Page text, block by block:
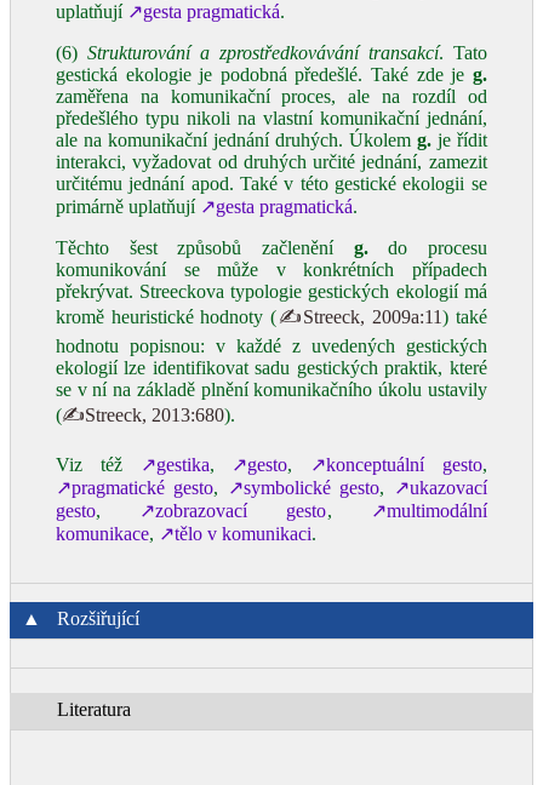
uplatňují ↗gesta pragmatická.
(6) Strukturování a zprostředkovávání transakcí. Tato
gestická ekologie je podobná předešlé. Také zde je g.
zaměřena na komunikační proces, ale na rozdíl od
předešlého typu nikoli na vlastní komunikační jednání,
ale na komunikační jednání druhých. Úkolem g.je řídit
interakci, vyžadovat od druhých určité jednání, zamezit
určitému jednání apod. Také v této gestické ekologii se
primárně uplatňují ↗gesta pragmatická.
Těchto šest způsobů začlenění g.do procesu
komunikování se může v konkrétních případech
překrývat. Streeckova typologie gestických ekologií má
kromě heuristické hodnoty (✍Streeck, 2009a:11) také
hodnotu popisnou: v každé z uvedených gestických
ekologií lze identifikovat sadu gestických praktik, které
se v ní na základě plnění komunikačního úkolu ustavily
(✍Streeck, 2013:680).
Viz též ↗gestika, ↗gesto, ↗konceptuální gesto,
↗pragmatické gesto, ↗symbolické gesto,
↗ukazovací
gesto, ↗zobrazovací gesto,
↗multimodální
komunikace, ↗tělo v komunikaci.
▲ Rozšiřující
Literatura